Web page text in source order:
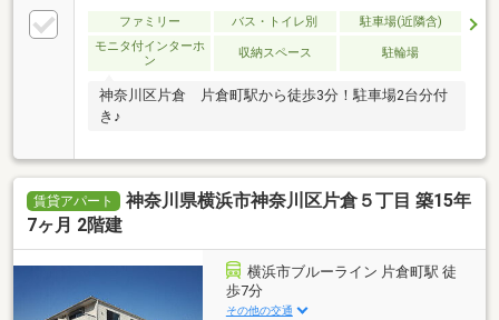
ファミリー バス・トイレ別
駐車場(近隣含)
モニタ付インターホ
ン
収納スペース 駐輪場
神奈川区片倉 片倉町駅から徒歩3分！駐車場2台分付
き♪
賃貸アパート
神奈川県横浜市神奈川区片倉５丁目 築15年
7ヶ月 2階建
横浜市ブルーライン 片倉町駅 徒
歩7分
その他の交通